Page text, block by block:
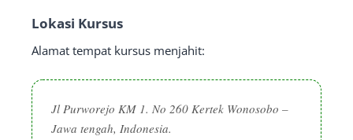
Lokasi Kursus
Alamat tempat kursus menjahit:
Jl Purworejo KM 1. No 260 Kertek Wonosobo –
Jawa tengah, Indonesia.